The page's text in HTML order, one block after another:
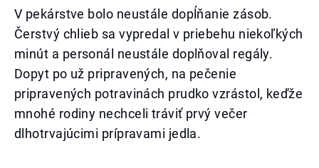
V pekárstve bolo neustále dopĺňanie zásob.
Čerstvý chlieb sa vypredal v priebehu niekoľkých
minút a personál neustále doplňoval regály.
Dopyt po už pripravených, na pečenie
pripravených potravinách prudko vzrástol, keďže
mnohé rodiny nechceli tráviť prvý večer
dlhotrvajúcimi prípravami jedla.